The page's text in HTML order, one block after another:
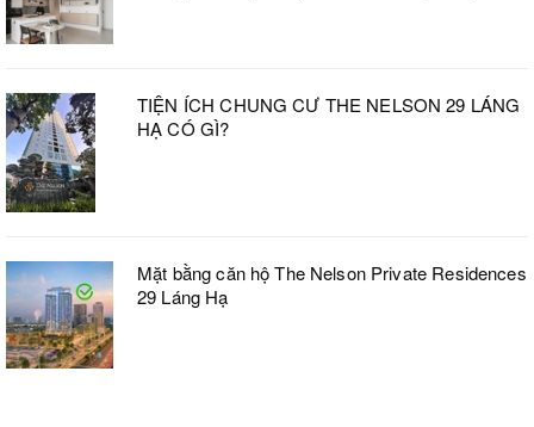
TIỆN ÍCH CHUNG CƯ THE NELSON 29 LÁNG
HẠ CÓ GÌ?
Mặt bằng căn hộ The Nelson Private Residences
29 Láng Hạ